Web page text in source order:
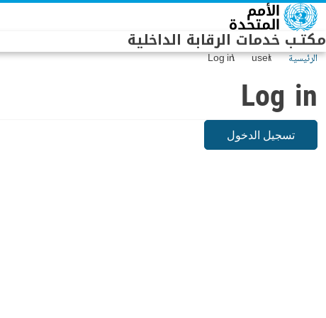
Skip to main content
مكتـب خدمات الرقابة الداخلية
الرئيسية user
Log in
Log in
تسجيل الدخول